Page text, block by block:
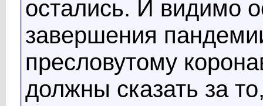
остались. И видимо
завершения
пресловутому
должны сказать за